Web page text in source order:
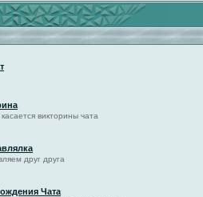
викторины чата
друг друга
Чата